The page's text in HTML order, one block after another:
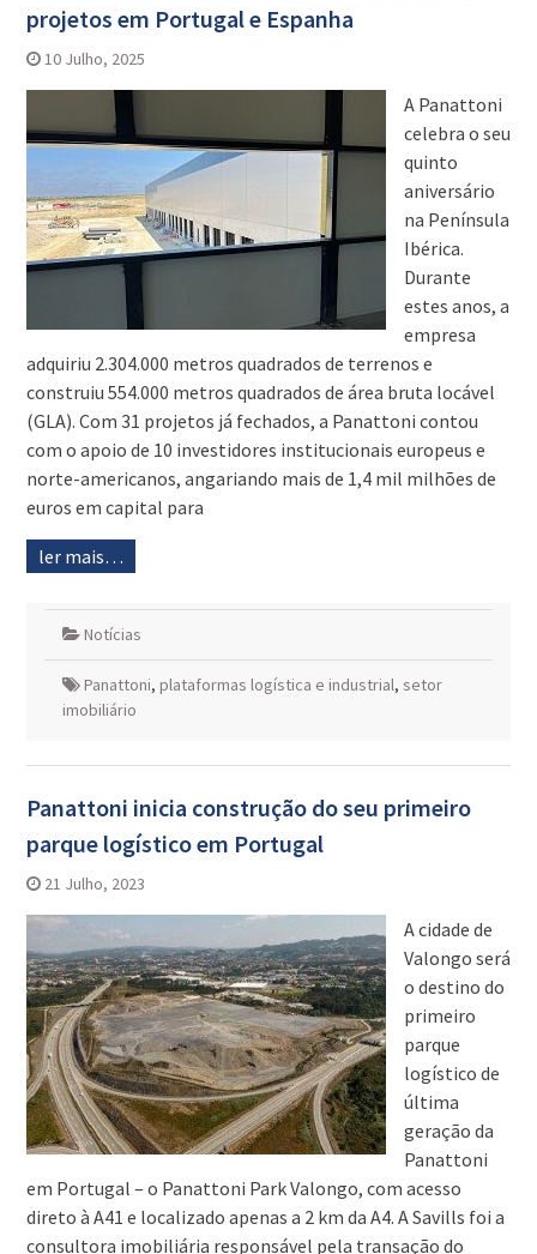
projetos em Portugal e Espanha
10 Julho, 2025
A Panattoni
celebra o seu
quinto
aniversário
na Península
Ibérica.
Durante
estes anos, a
empresa
adquiriu 2.304.000 metros quadrados de terrenos e
construiu 554.000 metros quadrados de área bruta locável
(GLA). Com 31 projetos já fechados, a Panattoni contou
com o apoio de 10 investidores institucionais europeus e
norte-americanos, angariando mais de 1,4 mil milhões de
euros em capital para
ler mais…
Notícias
Panattoni, plataformas logística e industrial, setor
imobiliário
Panattoni inicia construção do seu primeiro
parque logístico em Portugal
21 Julho, 2023
A cidade de
Valongo será
o destino do
primeiro
parque
logístico de
última
geração da
Panattoni
em Portugal – o Panattoni Park Valongo, com acesso
direto à A41 e localizado apenas a 2 km da A4. A Savills foi a
consultora imobiliária responsável pela transação do